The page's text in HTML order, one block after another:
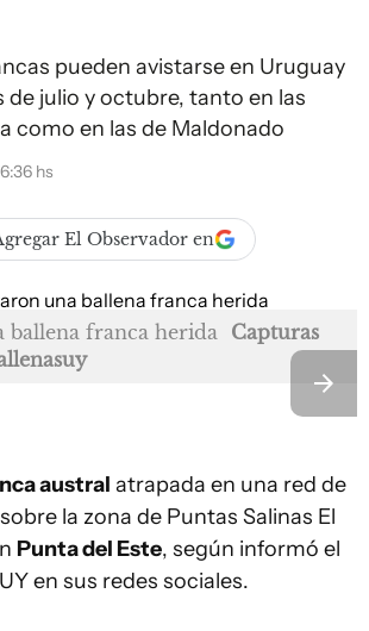
pueden avistarse en Uruguay
de julio y octubre, tanto en las
como en las de Maldonado
hs
El Observador en
ballena franca herida Capturas
austral atrapada en una red de
la zona de Puntas Salinas El
Punta del Este, según informó el
en sus redes sociales.